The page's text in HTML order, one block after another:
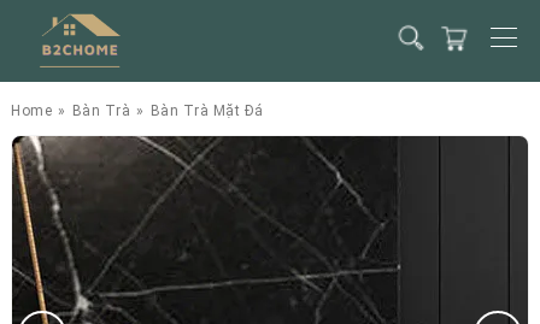
Home » Bàn Trà » Bàn Trà Mặt Đá